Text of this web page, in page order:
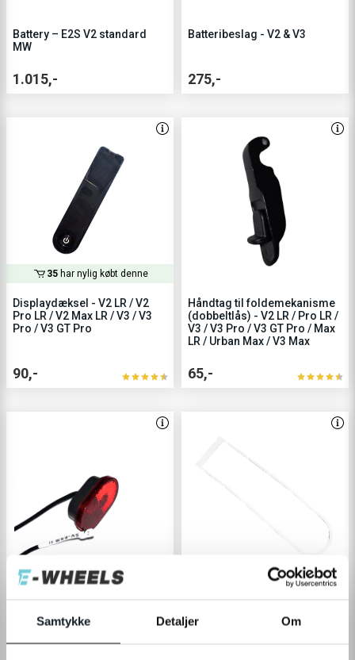
Samtykke Detaljer Om
Battery – E2S V2 standard
MW
1.015,-
Batteribeslag - V2 & V3
275,-
35har nylig købt denne
Displaydæksel - V2 LR / V2
Pro LR / V2 Max LR / V3 / V3
Pro / V3 GT Pro
90,-
Håndtag til foldemekanisme
(dobbeltlås) - V2 LR / Pro LR /
V3 / V3 Pro / V3 GT Pro / Max
LR / Urban Max / V3 Max
65,-
5 har nylig købt denne
Pro / V3 GT Pro
har nylig føjet til kurven
V3 GT Pro